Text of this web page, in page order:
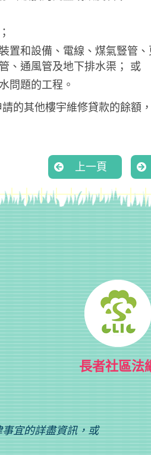
置和設備、電線、煤氣豎管
、通風管及地下排水渠； 或
問題的工程。
的其他樓宇維修貸款的餘額
上一頁
長者社區法
宜的詳盡資訊，或